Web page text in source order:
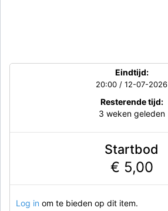
Eindtijd:
20:00 / 12-07-2026
Resterende tijd:
3 weken geleden
Startbod
€ 5,00
Log in om te bieden op dit item.